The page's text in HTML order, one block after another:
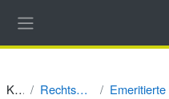
Kurse Rechtswissenschaft